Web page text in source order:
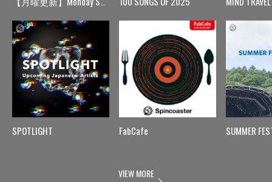
SPOTLIGHT FabCafe SUMMER
VIEW MORE